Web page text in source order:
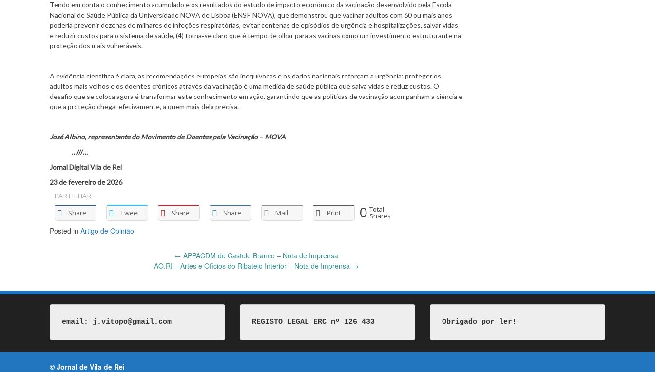
Tendo em conta o conhecimento acumulado e os resultados do estudo de impacto económico da vacinação desenvolvido pela Escola
Nacional de Saúde Pública da Universidade NOVA de Lisboa (ENSP NOVA), que demonstrou que vacinar adultos com 60 ou mais anos
poderia prevenir dezenas de milhares de infeções respiratórias, evitar centenas de episódios de urgência e hospitalizações, salvar vidas
e reduzir custos para o sistema de saúde, (4) torna‑se claro que é tempo de olhar para as vacinas como um investimento estruturante na
proteção dos mais vulneráveis.
A evidência científica é clara, as recomendações europeias são inequívocas e os dados nacionais reforçam a urgência: proteger os
adultos mais velhos e os doentes crónicos através da vacinação é uma medida de saúde pública que salva vidas e reduz custos. O
desafio que se coloca agora é transformar este conhecimento em ação, garantindo que as políticas de vacinação acompanham a ciência e
que a proteção chega, efetivamente, a quem mais dela precisa.
José Albino, representante do Movimento de Doentes pela Vacinação – MOVA
…///…
Jornal Digital Vila de Rei
23 de fevereiro de 2026
PARTILHAR
Share
Tweet Share Share Mail Print 0 Total
Shares
Posted in Artigo de Opinião
← APPACDM de Castelo Branco – Nota de Imprensa
AO.RI – Artes e Ofícios do Ribatejo Interior – Nota de Imprensa →
email: j.vitopo@gmail.com REGISTO LEGAL ERC nº 126 433 Obrigado por ler!
© Jornal de Vila de Rei